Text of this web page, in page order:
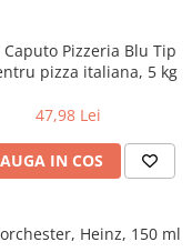
Caputo Pizzeria Blu Tip
pizza italiana, 5 kg
47,98 Lei
IN COS
Heinz, 150 ml